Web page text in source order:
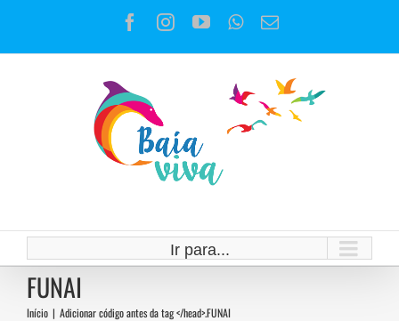
o
Facebook
Instagram
YouTubeWhatsApp
E-
Ir para...
FUNAI
Início | Adicionar código antes da tag </head>.FUNAI
Rio de Janeiro
Notícias